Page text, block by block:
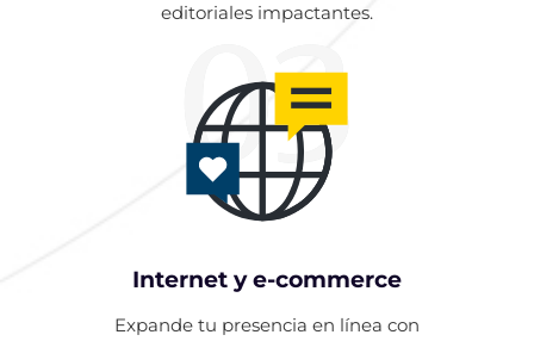
editoriales impactantes.
Internet y e-commerce
03
Expande tu presencia en línea con